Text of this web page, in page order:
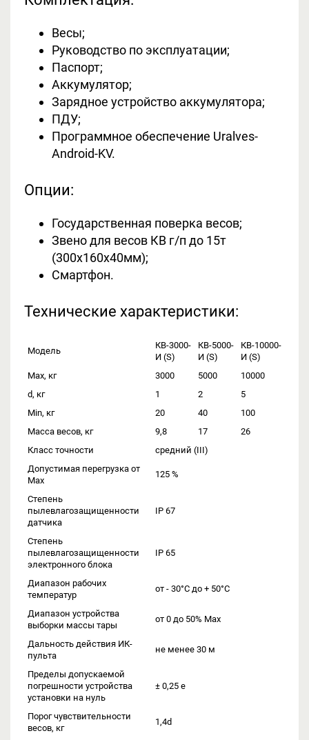
Весы;
Руководство по эксплуатации;
Паспорт;
Аккумулятор;
Зарядное устройство аккумулятора;
ПДУ;
Программное обеспечение Uralves-
Android-KV.
Опции:
Государственная поверка весов;
Звено для весов КВ г/п до 15т
(300х160х40мм);
Смартфон.
Технические характеристики:
Модель
КВ-3000-
И (S)
КВ-5000-
И (S)
КВ-10000-
И (S)
Max, кг
3000 5000
10000
d, кг
1 2
5
Min, кг
20 40
100
Масса весов, кг
9,8 17
26
Класс точности
средний (III)
Допустимая перегрузка от
Max
125 %
Степень
пылевлагозащищенности
датчика
IP 67
Степень
пылевлагозащищенности
электронного блока
IP 65
Диапазон рабочих
температур
от - 30°С до + 50°С
Диапазон устройства
выборки массы тары
от 0 до 50% Max
Дальность действия ИК-
пульта
не менее 30 м
Пределы допускаемой
погрешности устройства
установки на нуль
± 0,25 е
Порог чувствительности
весов, кг
1,4d